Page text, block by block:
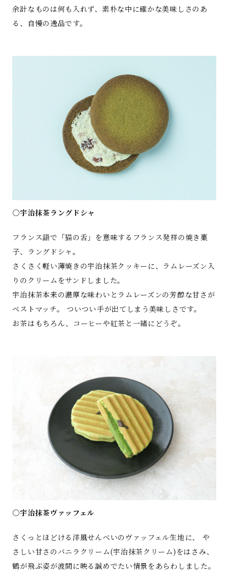
余計なものは何も入れず、素朴な中に確かな美味しさのあ
る、自慢の逸品です。
○宇治抹茶ラングドシャ
フランス語で「猫の舌」を意味するフランス発祥の焼き菓
子、ラングドシャ。
さくさく軽い薄焼きの宇治抹茶クッキーに、ラムレーズン入
りのクリームをサンドしました。
宇治抹茶本来の濃厚な味わいとラムレーズンの芳醇な甘さが
ベストマッチ。 ついつい手が出てしまう美味しさです。
お茶はもちろん、コーヒーや紅茶と一緒にどうぞ。
○宇治抹茶ヴァッフェル
さくっとほどける洋風せんべいのヴァッフェル生地に、 や
さしい甘さのバニラクリーム(宇治抹茶クリーム)をはさみ、
鶴が飛ぶ姿が波間に映る誠めでたい情景をあらわしました。